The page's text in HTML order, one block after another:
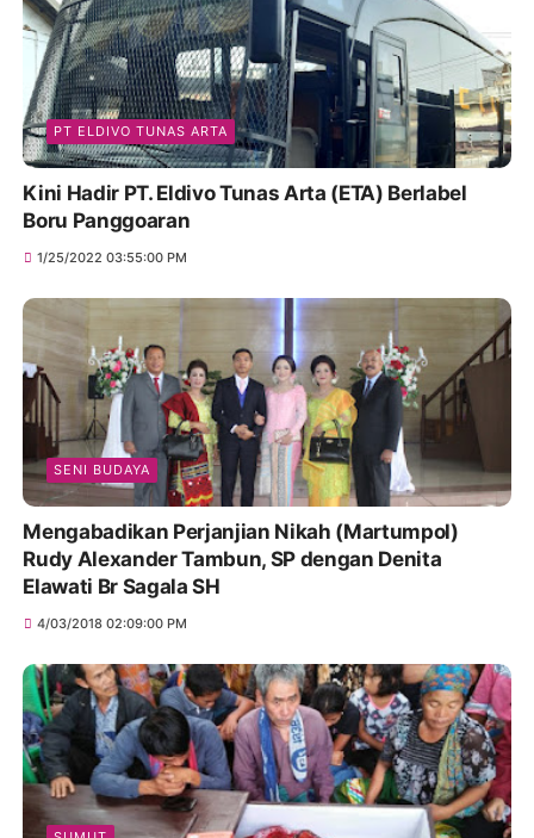
PT ELDIVO TUNAS ARTA
Kini Hadir PT. Eldivo Tunas Arta (ETA) Berlabel
Boru Panggoaran
1/25/2022 03:55:00 PM
SENI BUDAYA
Mengabadikan Perjanjian Nikah (Martumpol)
Rudy Alexander Tambun, SP dengan Denita
Elawati Br Sagala SH
4/03/2018 02:09:00 PM